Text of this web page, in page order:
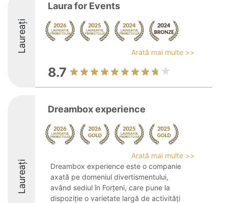
Laureați
Laura for Events
Arată mai multe >>
8.7
Laureați
Dreambox experience
Arată mai multe >>
Dreambox experience este o companie
axată pe domeniul divertismentului,
având sediul în Forţeni, care pune la
dispoziție o varietate largă de activități